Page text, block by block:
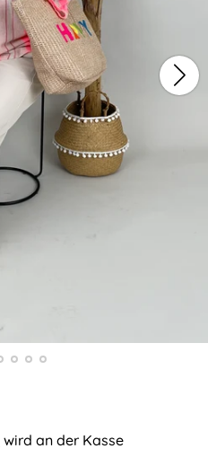
wird an der Kasse